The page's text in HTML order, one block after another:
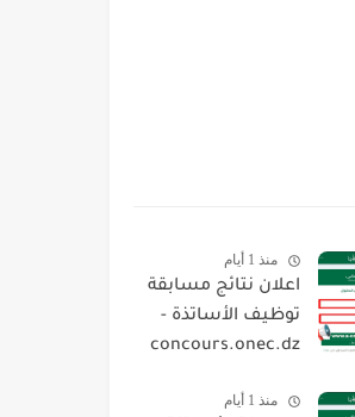
منذ 1 أيام
اعلان نتائج مسابقة
توظيف الأساتذة -
concours.onec.dz
منذ 1 أيام